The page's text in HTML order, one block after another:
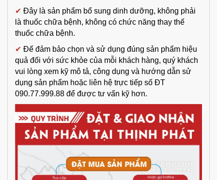
✔ Đây là sản phẩm bổ sung dinh dưỡng, không phải
là thuốc chữa bệnh, không có chức năng thay thế
thuốc chữa bệnh.
✔ Để đảm bảo chọn và sử dụng đúng sản phẩm hiệu
quả đối với sức khỏe của mỗi khách hàng, quý khách
vui lòng xem kỹ mô tả, công dụng và hướng dẫn sử
dụng sản phẩm hoặc liên hệ trực tiếp số ĐT
090.77.999.88 để được tư vấn kỹ hơn.